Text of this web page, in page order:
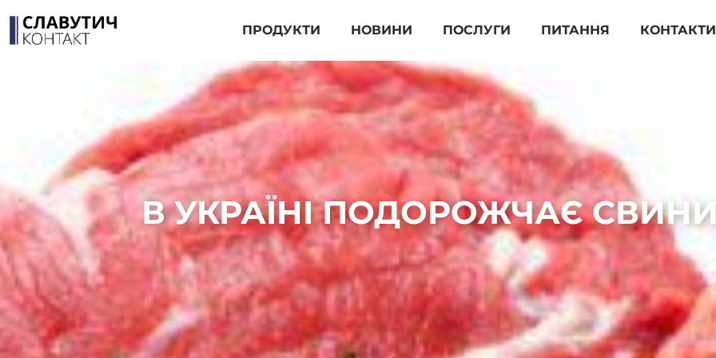
ПРОДУКТИ НОВИНИ ПОСЛУГИ ПИТАННЯ КОНТАКТИ
В УКРАЇНІ ПОДОРОЖЧАЄ